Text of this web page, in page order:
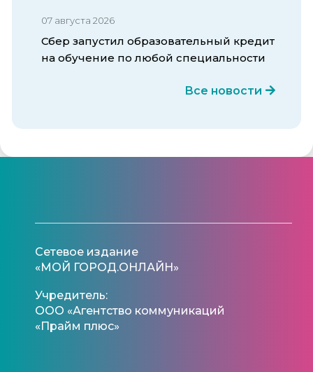
07 августа 2026
Сбер запустил образовательный кредит
на обучение по любой специальности
Все новости
Сетевое издание
«МОЙ ГОРОД.ОНЛАЙН»
Учредитель:
ООО «Агентство коммуникаций
«Прайм плюс»